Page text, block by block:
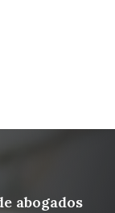
abogados